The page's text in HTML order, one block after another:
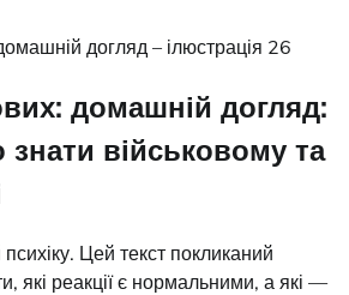
домашній догляд:
військовому та
Цей текст покликаний
які реакції є нормальними, а які —